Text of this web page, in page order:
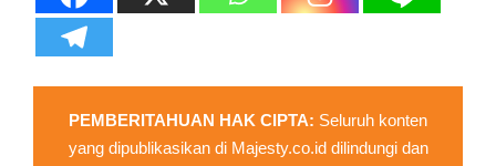
PEMBERITAHUAN HAK CIPTA: Seluruh konten
yang dipublikasikan di Majesty.co.id dilindungi dan